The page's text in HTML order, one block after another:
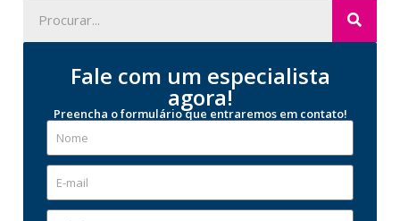
Fale com um especialista
agora!
Preencha o formulário que entraremos em contato!